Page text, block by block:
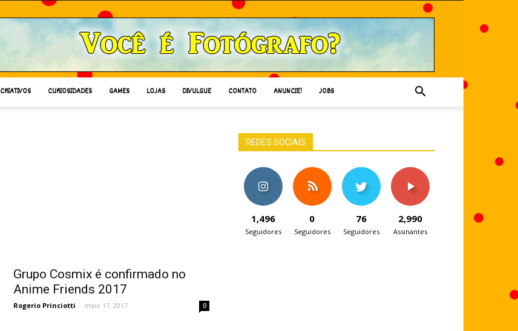
CRIATIVOS CURIOSIDADES GAMES LOJAS DIVULGUE CONTATO ANUNCIE! JOBS
Grupo Cosmix é confirmado no
Anime Friends 2017
Rogerio Princiotti - maio 17, 2017 0
REDES SOCIAIS
1,496
Seguidores
0
Seguidores
76
Seguidores
2,990
Assinantes